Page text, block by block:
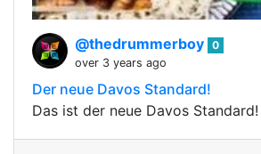
@thedrummerboy 0
over 3 years ago
Der neue Davos Standard!
Das ist der neue Davos Standard!